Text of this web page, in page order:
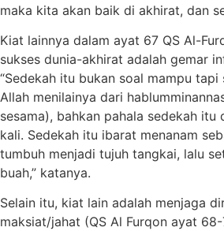
maka kita akan baik di akhirat, dan
Kiat lainnya dalam ayat 67 QS Al-
sukses dunia-akhirat adalah gemar
“Sedekah itu bukan soal mampu tapi
Allah menilainya dari
sesama), bahkan pahala sedekah itu
kali. Sedekah itu ibarat menanam
tumbuh menjadi tujuh tangkai, lalu
buah,” katanya.
Selain itu, kiat lain adalah menjaga
maksiat/jahat (QS Al Furqon ayat